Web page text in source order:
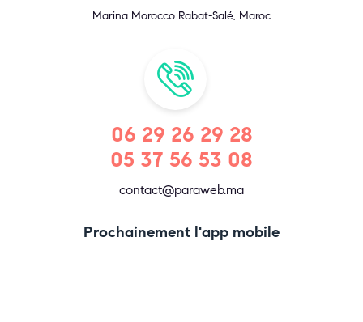
Marina Morocco Rabat-Salé, Maroc
06 29 26 29 28
05 37 56 53 08
contact@paraweb.ma
Prochainement l'app mobile